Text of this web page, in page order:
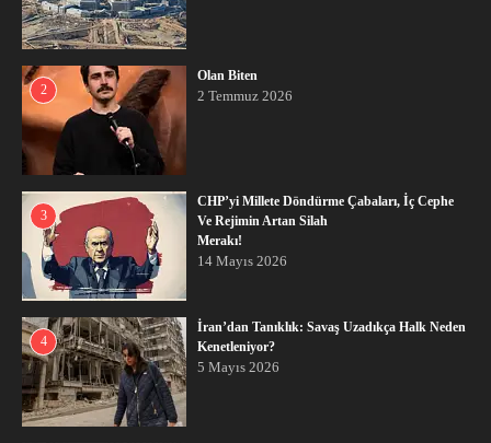
2
Olan Biten
2 Temmuz 2026
3
CHP’yi Millete Döndürme Çabaları, İç Cephe
Ve Rejimin Artan Silah
Merakı!
14 Mayıs 2026
4
İran’dan Tanıklık: Savaş Uzadıkça Halk Neden
Kenetleniyor?
5 Mayıs 2026